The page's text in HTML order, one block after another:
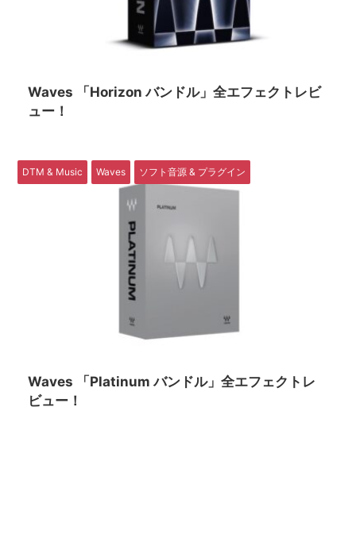
Waves 「Horizon バンドル」全エフェクトレビ
ュー！
DTM & Music Waves ソフト音源 & プラグイン
Waves 「Platinum バンドル」全エフェクトレ
ビュー！